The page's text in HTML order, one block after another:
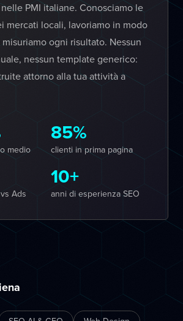
PMI italiane. Conosciamo le
mercati locali, lavoriamo in modo
ogni risultato. Nessun
nessun template generico:
attorno alla tua attività a
medio
85%
clienti in prima pagina
Ads
10+
anni di esperienza SEO